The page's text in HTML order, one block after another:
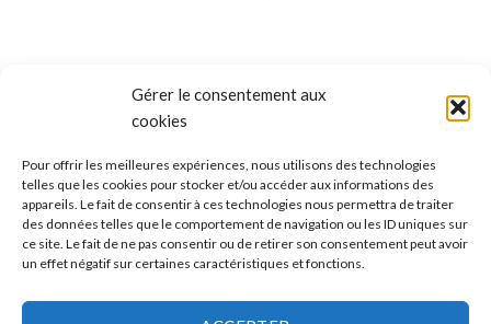
Gérer le consentement aux
cookies
Pour offrir les meilleures expériences, nous utilisons des technologies
telles que les cookies pour stocker et/ou accéder aux informations des
appareils. Le fait de consentir à ces technologies nous permettra de traiter
des données telles que le comportement de navigation ou les ID uniques sur
ce site. Le fait de ne pas consentir ou de retirer son consentement peut avoir
un effet négatif sur certaines caractéristiques et fonctions.
ALLO BOX DÉCO
Une question ?